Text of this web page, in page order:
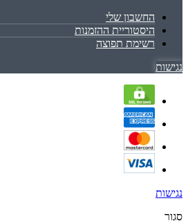
החשבון שלי
היסטוריית ההזמנות
רשימת תפוצה
נגישות
נגישות
סגור